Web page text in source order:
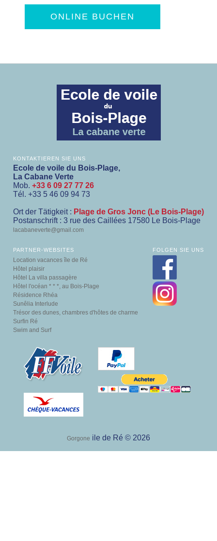
ONLINE BUCHEN
KONTAKTIEREN SIE UNS
Ecole de voile du Bois-Plage,
La Cabane Verte
Mob. +33 6 09 27 77 26
Tél. +33 5 46 09 94 73
Ort der Tätigkeit : Plage de Gros Jonc (Le Bois-Plage)
Postanschrift : 3 rue des Caillées 17580 Le Bois-Plage
lacabaneverte@gmail.com
PARTNER-WEBSITES
Location vacances île de Ré
Hôtel plaisir
Hôtel La villa passagère
Hôtel l'océan * * *, au Bois-Plage
Résidence Rhéa
Sunêlia Interlude
Trésor des dunes, chambres d'hôtes de charme
Surfin Ré
Swim and Surf
FOLGEN SIE UNS
Gorgone ile de Ré © 2026